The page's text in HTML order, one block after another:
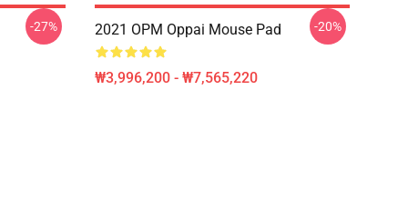
-27% 2021 OPM Oppai Mouse Pad
₩3,996,200 - ₩7,565,220
-20%